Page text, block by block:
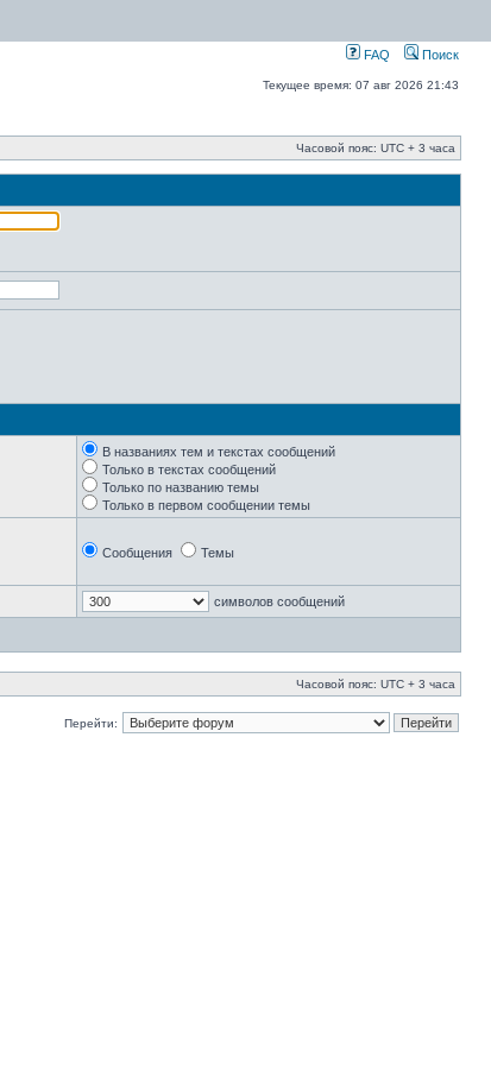
FAQ Поиск
Текущее время: 07 авг 2026 21:43
Часовой пояс: UTC + 3 часа
В названиях тем и текстах сообщений
Только в текстах сообщений
Только по названию темы
Только в первом сообщении темы
Сообщения Темы
символов сообщений
Часовой пояс: UTC + 3 часа
Перейти: